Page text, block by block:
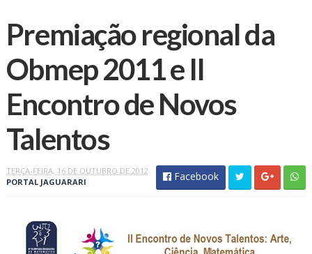
Premiação regional da
Obmep 2011 e II
Encontro de Novos
Talentos‏
TERÇA-FEIRA, 16 DE OUTUBRO DE 2012
PORTAL JAGUARARI
Facebook